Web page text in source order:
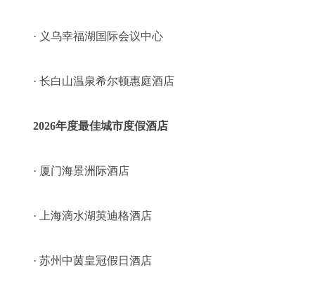
· 义乌幸福湖国际会议中心
· 长白山温泉希尔顿惠庭酒店
2026年度最佳城市度假酒店
· 厦门海景洲际酒店
· 上海滴水湖英迪格酒店
· 苏州中茵皇冠假日酒店